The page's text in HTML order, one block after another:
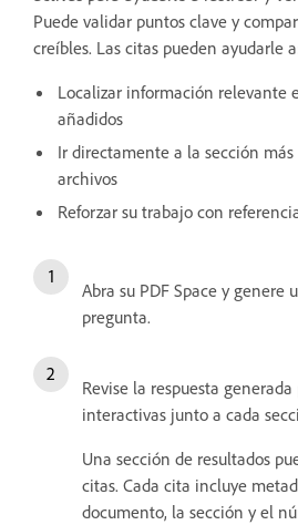
Puede validar puntos clave y
creíbles. Las citas pueden ayudarle
Localizar información relevante
añadidos
Ir directamente a la sección
archivos
Reforzar su trabajo con
Abra su PDF Space y genere
pregunta.
Revise la respuesta
interactivas junto a cada
Una sección de resultados
citas. Cada cita incluye
documento, la sección y el